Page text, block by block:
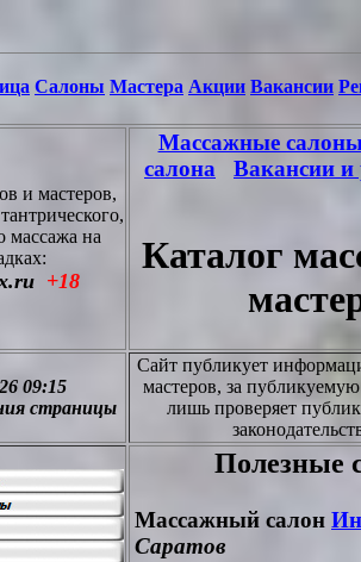
Салоны Мастера Акции Вакансии
и мастеров,
массажа на
+18
Массажные
салона
Вакансии и
Каталог
09:15
страницы
Сайт публикует
мастеров, за
лишь проверяет
Полезные
Массажный салон
Саратов